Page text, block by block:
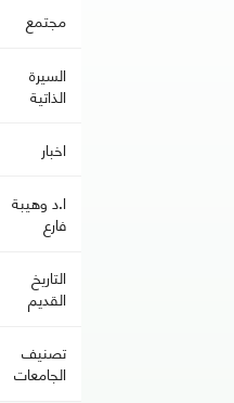
مجتمع
السيرة
الذاتية
اخبار
ا.د وهيبة
فارع
التاريخ
القديم
تصنيف
الجامعات